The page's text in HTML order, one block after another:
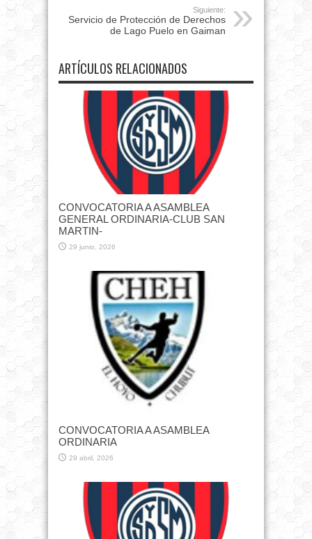
Siguiente:
Servicio de Protección de Derechos
de Lago Puelo en Gaiman
ARTÍCULOS RELACIONADOS
CONVOCATORIA A ASAMBLEA
GENERAL ORDINARIA-CLUB SAN
MARTIN-
29 junio, 2026
CONVOCATORIA A ASAMBLEA
ORDINARIA
29 abril, 2026